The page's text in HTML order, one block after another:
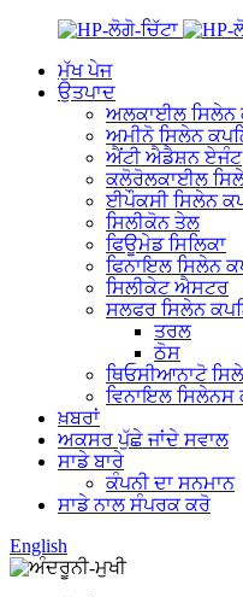
ਮੁੱਖ ਪੇਜ
ਉਤਪਾਦ
ਅਲਕਾਈਲ ਸਿਲੇਨ
ਅਮੀਨੋ ਸਿਲੇਨ
ਐਂਟੀ ਐਡੈਸ਼ਨ ਏਜੰਟ
ਕਲੋਰੋਲਕਾਈਲ
ਈਪੌਕਸੀ ਸਿਲੇਨ
ਸਿਲੀਕੋਨ ਤੇਲ
ਫਿਊਮੇਡ ਸਿਲਿਕਾ
ਫਿਨਾਇਲ ਸਿਲੇਨ
ਸਿਲੀਕੇਟ ਐਸਟਰ
ਸਲਫਰ ਸਿਲੇਨ
ਤਰਲ
ਠੋਸ
ਥਿਓਸੀਆਨਾਟੋ
ਵਿਨਾਇਲ ਸਿਲੇਨਸ
ਖ਼ਬਰਾਂ
ਅਕਸਰ ਪੁੱਛੇ ਜਾਂਦੇ ਸਵਾਲ
ਸਾਡੇ ਬਾਰੇ
ਕੰਪਨੀ ਦਾ ਸਨਮਾਨ
ਸਾਡੇ ਨਾਲ ਸੰਪਰਕ ਕਰੋ
English